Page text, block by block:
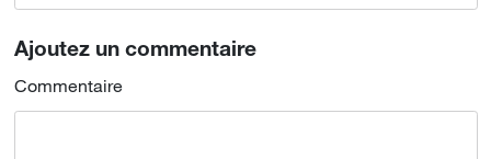
Ajoutez un commentaire
Commentaire